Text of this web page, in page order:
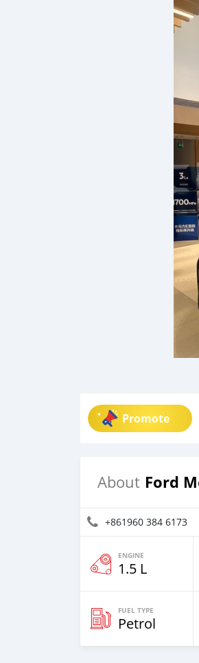
Promote
About Ford
+861960 384 6173
ENGINE
1.5 L
FUEL TYPE
Petrol